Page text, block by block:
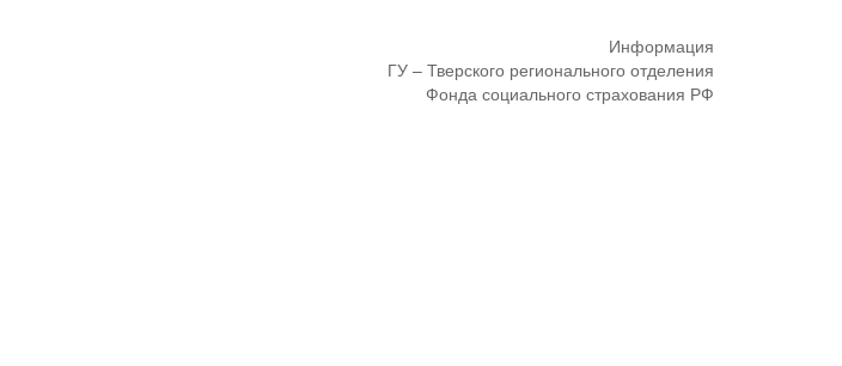
Информация
ГУ – Тверского регионального отделения
Фонда социального страхования РФ